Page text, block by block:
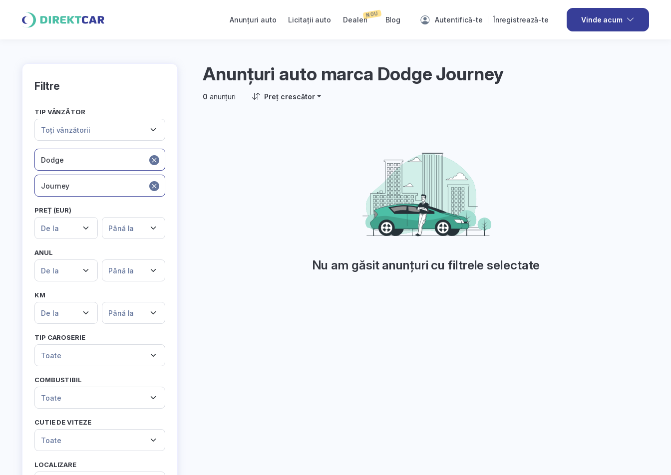
Anunțuri auto Licitații auto Dealeri
NOU
Blog Autentifică-te Înregistrează-te Vinde acum
Filtre
TIP VÂNZĂTOR
Toți vânzătorii
Dodge
Journey
PREȚ (EUR)
De la Până la
ANUL
De la Până la
KM
De la Până la
TIP CAROSERIE
Toate
COMBUSTIBIL
Toate
CUTIE DE VITEZE
Toate
LOCALIZARE
Anunțuri auto marca Dodge Journey
0 anunțuri Preț crescător
Nu am găsit anunțuri cu filtrele selectate